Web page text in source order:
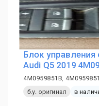
Блок
Audi Q5 2019
4M0959851B,
б.у. оригинал
в